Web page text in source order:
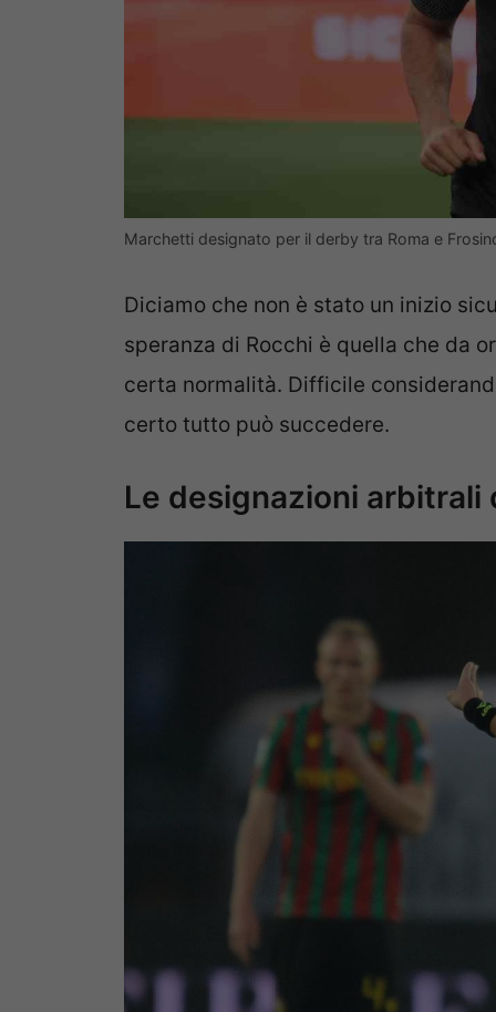
Marchetti designato per il derby tra Roma e
Diciamo che non è stato un inizio
speranza di Rocchi è quella che da
certa normalità. Difficile
certo tutto può succedere.
Le designazioni arbitrali